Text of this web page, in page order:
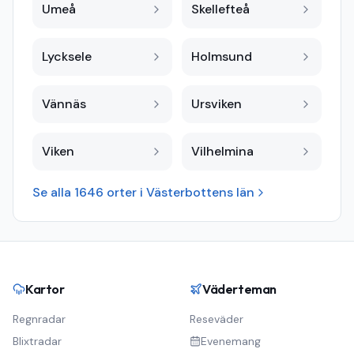
Umeå Skellefteå
Lycksele Holmsund
Vännäs Ursviken
Viken Vilhelmina
Se alla 1646 orter i Västerbottens län
Kartor
Regnradar
Blixtradar
Väderteman
Reseväder
Evenemang